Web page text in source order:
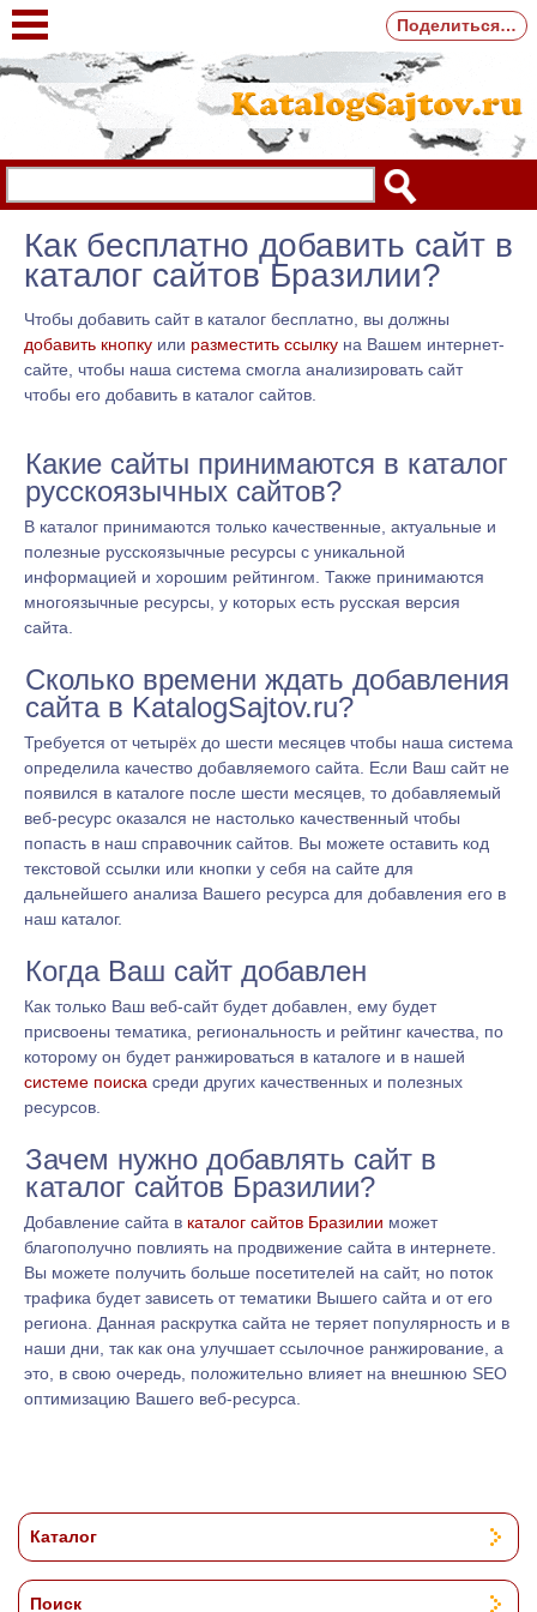
Как бесплатно добавить сайт в
каталог сайтов Бразилии?
Чтобы добавить сайт в каталог бесплатно, вы должны
добавить кнопку или разместить ссылку на Вашем интернет-
сайте, чтобы наша система смогла анализировать сайт
чтобы его добавить в каталог сайтов.
Какие сайты принимаются в каталог
русскоязычных сайтов?
В каталог принимаются только качественные, актуальные и
полезные русскоязычные ресурсы с уникальной
информацией и хорошим рейтингом. Также принимаются
многоязычные ресурсы, у которых есть русская версия
сайта.
Сколько времени ждать добавления
сайта в KatalogSajtov.ru?
Требуется от четырёх до шести месяцев чтобы наша система
определила качество добавляемого сайта. Если Ваш сайт не
появился в каталоге после шести месяцев, то добавляемый
веб-ресурс оказался не настолько качественный чтобы
попасть в наш справочник сайтов. Вы можете оставить код
текстовой ссылки или кнопки у себя на сайте для
дальнейшего анализа Вашего ресурса для добавления его в
наш каталог.
Когда Ваш сайт добавлен
Как только Ваш веб-сайт будет добавлен, ему будет
присвоены тематика, региональность и рейтинг качества, по
которому он будет ранжироваться в каталоге и в нашей
системе поиска среди других качественных и полезных
ресурсов.
Зачем нужно добавлять сайт в
каталог сайтов Бразилии?
Добавление сайта в каталог сайтов Бразилии может
благополучно повлиять на продвижение сайта в интернете.
Вы можете получить больше посетителей на сайт, но поток
трафика будет зависеть от тематики Вышего сайта и от его
региона. Данная раскрутка сайта не теряет популярность и в
наши дни, так как она улучшает ссылочное ранжирование, а
это, в свою очередь, положительно влияет на внешнюю SEO
оптимизацию Вашего веб-ресурса.
Каталог
Поиск
Поделиться…